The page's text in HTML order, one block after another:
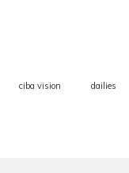
ciba vision dailies